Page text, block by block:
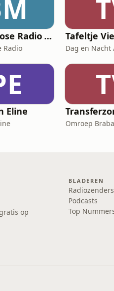
Blues Moose Radio (Blues music)
Radio
Tafeltje
Eline
Omroep
op
BLADEREN
Radiozenders
Podcasts
Top